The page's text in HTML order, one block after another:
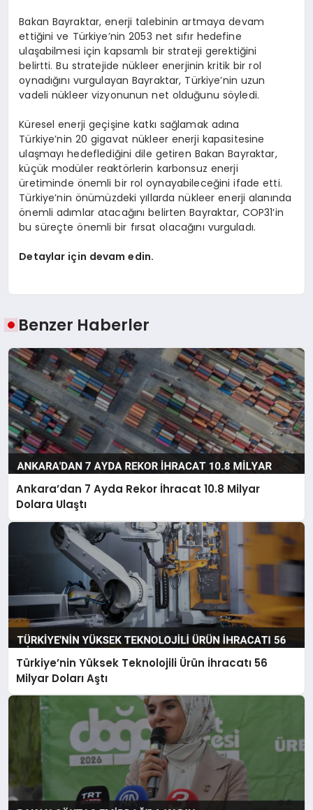
Bakan Bayraktar, enerji talebinin artmaya devam
ettiğini ve Türkiye’nin 2053 net sıfır hedefine
ulaşabilmesi için kapsamlı bir strateji gerektiğini
belirtti. Bu stratejide nükleer enerjinin kritik bir rol
oynadığını vurgulayan Bayraktar, Türkiye’nin uzun
vadeli nükleer vizyonunun net olduğunu söyledi.
Küresel enerji geçişine katkı sağlamak adına
Türkiye’nin 20 gigavat nükleer enerji kapasitesine
ulaşmayı hedeflediğini dile getiren Bakan Bayraktar,
küçük modüler reaktörlerin karbonsuz enerji
üretiminde önemli bir rol oynayabileceğini ifade etti.
Türkiye’nin önümüzdeki yıllarda nükleer enerji alanında
önemli adımlar atacağını belirten Bayraktar, COP31’in
bu süreçte önemli bir fırsat olacağını vurguladı.
Detaylar için devam edin.
Benzer Haberler
Ankara’dan 7 Ayda Rekor İhracat 10.8 Milyar
Dolara Ulaştı
Türkiye’nin Yüksek Teknolojili Ürün İhracatı 56
Milyar Doları Aştı